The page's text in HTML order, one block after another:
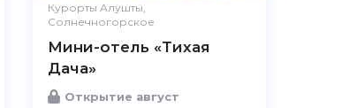
Курорты Алушты,
Солнечногорское
Мини-отель «Тихая
Дача»
Открытие август